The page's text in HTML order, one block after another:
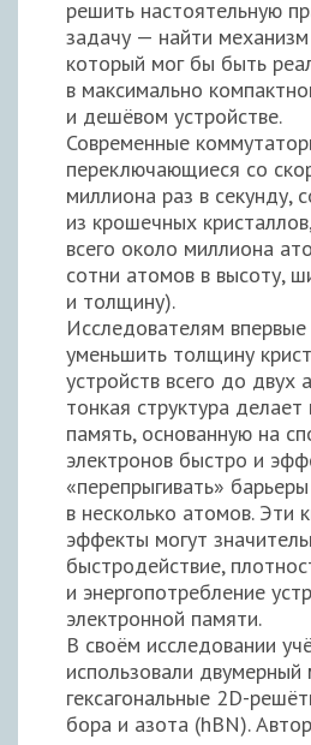
решить настоятельную
задачу — найти
который мог бы быть
в максимально
и дешёвом устройстве.
Современные
переключающиеся со
миллиона раз в секунду,
из крошечных
всего около миллиона
сотни атомов в высоту,
и толщину).
Исследователям
уменьшить толщину
устройств всего до двух
тонкая структура
память, основанную на
электронов быстро и
«перепрыгивать»
в несколько атомов. Эти
эффекты могут
быстродействие,
и энергопотребление
электронной памяти.
В своём исследовании
использовали двумерный
гексагональные 2D-
бора и азота (hBN).